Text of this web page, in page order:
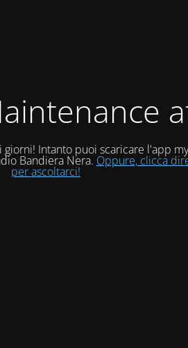
Intanto puoi scaricare l'app
Bandiera Nera. Oppure, clicca
per ascoltarci!